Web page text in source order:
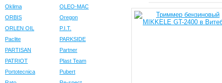
Oklima
OLEO-MAC
ORBIS
Oregon
ORLEN OIL
P.I.T.
Paclite
PARKSIDE
PARTISAN
Partner
PATRIOT
Plast Team
Portotecnica
Pubert